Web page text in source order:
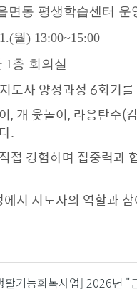
면동 평생학습센터
월) 13:00~15:00
1층 회의실
도사 양성과정 6회기
, 개 윷놀이, 라응탄수(
.
접 경험하며 집중력과
서 지도자의 역할과
활기능회복사업] 2026년 "